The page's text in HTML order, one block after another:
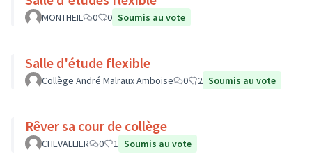
MONTHEIL 0 0 Soumis au vote
Salle d'étude flexible
Collège André Malraux Amboise 0 2 Soumis au vote
Rêver sa cour de collège
CHEVALLIER 0 1 Soumis au vote